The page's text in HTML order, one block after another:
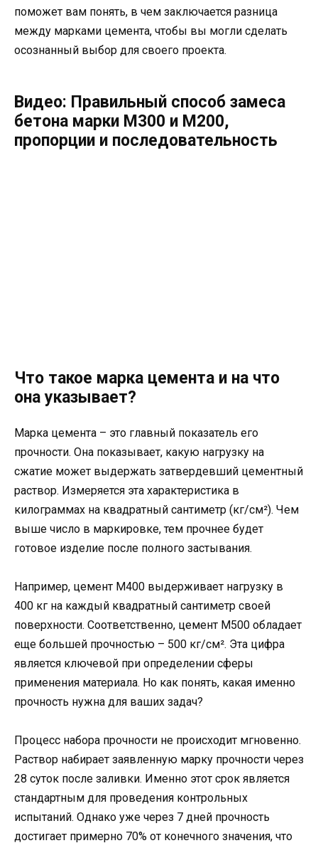
поможет вам понять, в чем заключается разница
между марками цемента, чтобы вы могли сделать
осознанный выбор для своего проекта.
Видео: Правильный способ замеса
бетона марки М300 и М200,
пропорции и последовательность
Что такое марка цемента и на что
она указывает?
Марка цемента – это главный показатель его
прочности. Она показывает, какую нагрузку на
сжатие может выдержать затвердевший цементный
раствор. Измеряется эта характеристика в
килограммах на квадратный сантиметр (кг/см²). Чем
выше число в маркировке, тем прочнее будет
готовое изделие после полного застывания.
Например, цемент М400 выдерживает нагрузку в
400 кг на каждый квадратный сантиметр своей
поверхности. Соответственно, цемент М500 обладает
еще большей прочностью – 500 кг/см². Эта цифра
является ключевой при определении сферы
применения материала. Но как понять, какая именно
прочность нужна для ваших задач?
Процесс набора прочности не происходит мгновенно.
Раствор набирает заявленную марку прочности через
28 суток после заливки. Именно этот срок является
стандартным для проведения контрольных
испытаний. Однако уже через 7 дней прочность
достигает примерно 70% от конечного значения, что